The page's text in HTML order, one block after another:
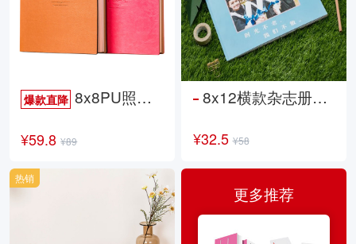
爆款直降 8x8PU照片书NewLife
¥59.8 ¥89
8x12横款杂志册26p
¥32.5 ¥58
热销
更多推荐